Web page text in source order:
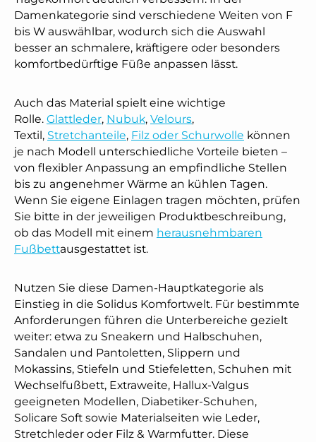
Damenkategorie sind verschiedene Weiten von F
bis W auswählbar, wodurch sich die Auswahl
besser an schmalere, kräftigere oder besonders
komfortbedürftige Füße anpassen lässt.
Auch das Material spielt eine wichtige
Rolle. Glattleder, Nubuk, Velours,
Textil, Stretchanteile, Filz oder Schurwolle können
je nach Modell unterschiedliche Vorteile bieten –
von flexibler Anpassung an empfindliche Stellen
bis zu angenehmer Wärme an kühlen Tagen.
Wenn Sie eigene Einlagen tragen möchten, prüfen
Sie bitte in der jeweiligen Produktbeschreibung,
ob das Modell mit einem herausnehmbaren
Fußbettausgestattet ist.
Nutzen Sie diese Damen-Hauptkategorie als
Einstieg in die Solidus Komfortwelt. Für bestimmte
Anforderungen führen die Unterbereiche gezielt
weiter: etwa zu Sneakern und Halbschuhen,
Sandalen und Pantoletten, Slippern und
Mokassins, Stiefeln und Stiefeletten, Schuhen mit
Wechselfußbett, Extraweite, Hallux-Valgus
geeigneten Modellen, Diabetiker-Schuhen,
Solicare Soft sowie Materialseiten wie Leder,
Stretchleder oder Filz & Warmfutter. Diese